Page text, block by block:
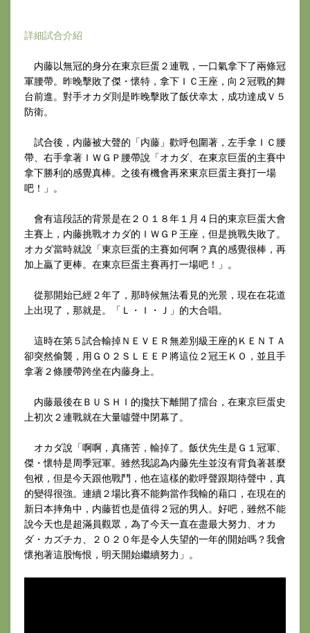
詳細試合介紹
内藤以無冠的身分在東京巨蛋２連戰，一口氣拿下了兩條冠
軍腰帶。昨晚擊敗了傑・懷特，拿下ＩＣ王座，向２冠戰的舞
台前進。對手オカダ則是昨晚擊敗了飯伏幸太，成功達成Ｖ５
防衛。
試合後，内藤被大聲的「内藤」歡呼包圍著，左手拿ＩＣ腰
帶、右手拿著ＩＷＧＰ腰帶說「オカダ、在東京巨蛋的主賽中
拿下勝利的感覺真棒。之後有機會再來東京巨蛋主賽打一場
吧！」。
會有這段話的背景是在２０１８年１月４日的東京巨蛋大會
主賽上，内藤挑戰オカダ的ＩＷＧＰ王座，但是挑戰失敗了。
オカダ當時就說「東京巨蛋的主賽如何啊？真的感覺很棒，再
加上贏了更棒。在東京巨蛋主賽再打一場吧！」。
從那開始已經２年了，那時候無法看見的光景，現在在花道
上出現了，那就是。「Ｌ・Ｉ・Ｊ」的大合唱。
這時在第５試合輸掉ＮＥＶＥＲ無差別級王座的ＫＥＮＴＡ
卻突然偷襲，用ＧＯ２ＳＬＥＥＰ將這位２冠王ＫＯ，並且手
拿著２條腰帶跨坐在内藤身上。
内藤最後在ＢＵＳＨＩ的攙扶下離開了擂台，在東京巨蛋史
上初次２連戰就在大量噓聲中閉幕了。
オカダ說「啊啊，真痛苦，輸掉了。飯伏先生是Ｇ１冠軍、
傑・懷特是周季冠軍。雖然我認為内藤先生並沒有背負著甚麼
包袱，但是今天跟他戰鬥，他在這樣的歡呼聲跟期待聲中，真
的變得很強。連續２場比賽不能夠當作我輸的藉口，在現在的
新日本摔角中，内藤哲也是值得２冠的男人。好吧，雖然不能
說今天也是超滿員觀眾，為了今天一直在盡最大努力、オカ
ダ・カズチカ、２０２０年是令人失望的一年的開始嗎？我會
懷抱著這股悔恨，明天開始繼續努力」。